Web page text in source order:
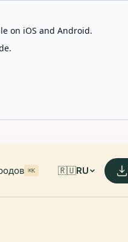
on iOS and Android.
⌘K 🇷🇺RU